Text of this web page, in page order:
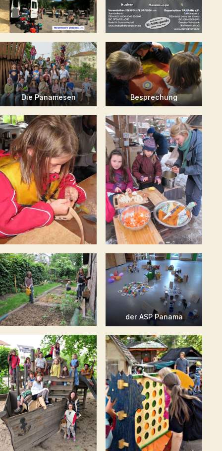
Die Panamesen Besprechung
der ASP Panama